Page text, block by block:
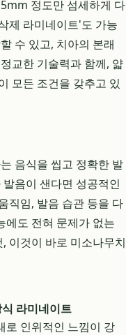
정도만 섬세하게 다
제 라미네이트'도 가능
수 있고, 치아의 본래
교한 기술력과 함께, 얇
모든 조건을 갖추고 있
음식을 씹고 정확한 발
음이 샌다면 성공적인
직임, 발음 습관 등을 다
에도 전혀 문제가 없는
이것이 바로 미소나무치
라미네이트
로 인위적인 느낌이 강